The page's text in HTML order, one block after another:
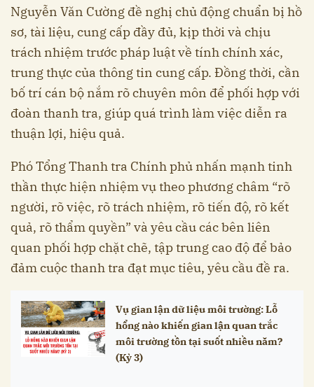
Nguyễn Văn Cường đề nghị chủ động chuẩn bị hồ
sơ, tài liệu, cung cấp đầy đủ, kịp thời và chịu
trách nhiệm trước pháp luật về tính chính xác,
trung thực của thông tin cung cấp. Đồng thời, cần
bố trí cán bộ nắm rõ chuyên môn để phối hợp với
đoàn thanh tra, giúp quá trình làm việc diễn ra
thuận lợi, hiệu quả.
Phó Tổng Thanh tra Chính phủ nhấn mạnh tinh
thần thực hiện nhiệm vụ theo phương châm “rõ
người, rõ việc, rõ trách nhiệm, rõ tiến độ, rõ kết
quả, rõ thẩm quyền” và yêu cầu các bên liên
quan phối hợp chặt chẽ, tập trung cao độ để bảo
đảm cuộc thanh tra đạt mục tiêu, yêu cầu đề ra.
Vụ gian lận dữ liệu môi trường: Lỗ
hổng nào khiến gian lận quan trắc
môi trường tồn tại suốt nhiều năm?
(Kỳ 3)